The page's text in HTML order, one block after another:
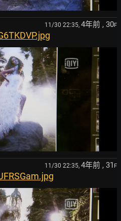
11/30 22:35, 4年前 , 30F
11/30 22:35, 4年前 , 31 F